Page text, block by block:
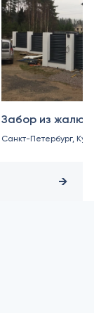
Забор из
Санкт-Петербург,